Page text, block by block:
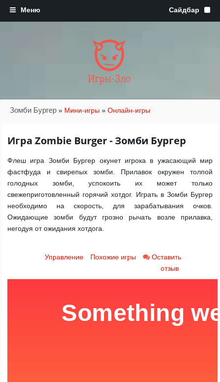
Игры·Зло
Зомби Бургер » Мини-игры » Онлайн-игры
Игра Zombie Burger - Зомби Бургер
Флеш игра Зомби Бургер окунет игрока в ужасающий мир
фастфуда и свирепых зомби. Прилавок окружен толпой
голодных зомби, успокоить их может только
свежеприготовленный горячий хотдог. Играть в Зомби Бургер
необходимо на скорость, для зарабатывания очков.
Ожидающие зомби будут грозно рычать возле прилавка,
негодуя от ожидания хотдога.
Управление Похожие игры
Оставить
отзыв